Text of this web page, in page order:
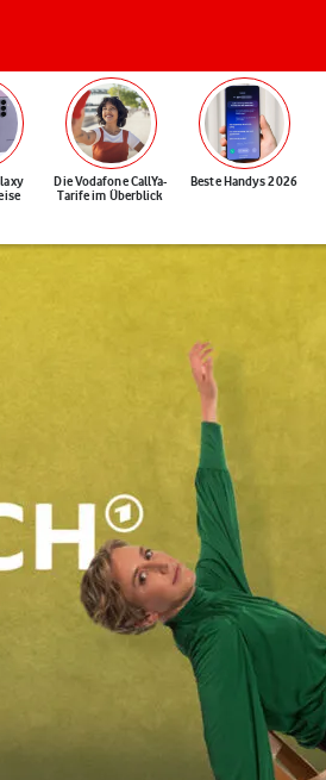
Die Vodafone CallYa-
Tarife im Überblick
Beste Handys 2026